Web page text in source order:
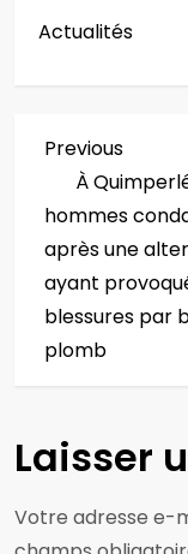
Actualités
N
a
v
i
g
t
i
Previous
Post
Previous
À
hommes
après une
ayant
blessures par
plomb
Laisser
Votre adresse e-